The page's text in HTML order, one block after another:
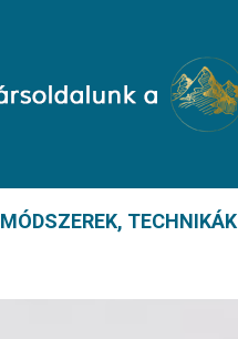
MÓDSZEREK, TECHNIKÁK